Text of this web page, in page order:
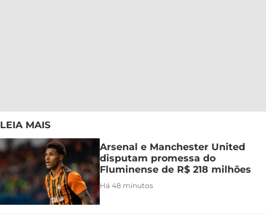
LEIA MAIS
Arsenal e Manchester United
disputam promessa do
Fluminense de R$ 218 milhões
Há 48 minutos